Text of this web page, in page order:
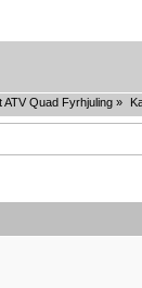
ATV Quad Fyrhjuling»